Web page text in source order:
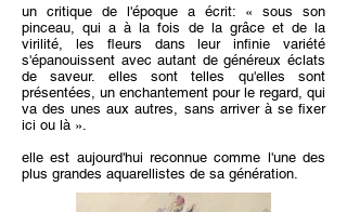
un critique de l'époque a écrit: « sous son
pinceau, qui a à la fois de la grâce et de la
virilité, les fleurs dans leur infinie variété
s'épanouissent avec autant de généreux éclats
de saveur. elles sont telles qu'elles sont
présentées, un enchantement pour le regard, qui
va des unes aux autres, sans arriver à se fixer
ici ou là ».
elle est aujourd'hui reconnue comme l'une des
plus grandes aquarellistes de sa génération.